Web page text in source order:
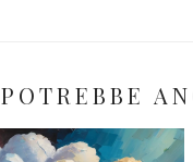
POTREBBE